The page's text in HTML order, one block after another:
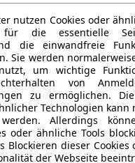
nutzen Cookies oder
die essentielle
die einwandfreie
Sie werden
um wichtige
von
zu ermöglichen.
Technologien kann
Allerdings
oder ähnliche Tools
Blockieren dieser
der Webseite